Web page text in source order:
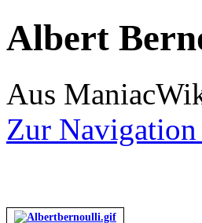
Albert
Aus
Zur Navigation